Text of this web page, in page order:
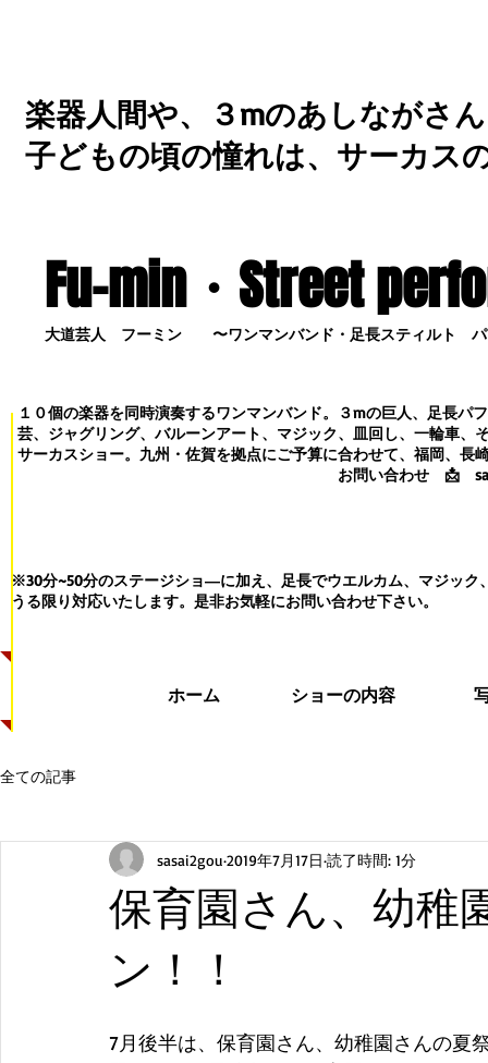
楽器人間や、３mのあしながさ
子どもの頃の憧れは、サーカス
Fu-min・Street
大道芸人 フーミン 〜ワンマンバンド・足長スティルト パ
１０個の楽器を同時演奏するワンマンバンド。３mの巨人、足長パ
芸、ジャグリング、バルーンアート、マジック、皿回し、一輪車、
サーカスショー。九州・佐賀を拠点にご予算に合わせて、福岡、長
お問い合わせ 📩
※30分~50分のステージショ―に加え、足長でウエルカム、マジック
うる限り対応いたします。 是非お気軽にお問い合わせ下さい。
ホーム ショーの内容
全ての記事
保育園さん、幼稚
ン！！
sasai2gou 2019年7月17日 読了時間: 1分
7月後半は、保育園さん、幼稚園さんの夏